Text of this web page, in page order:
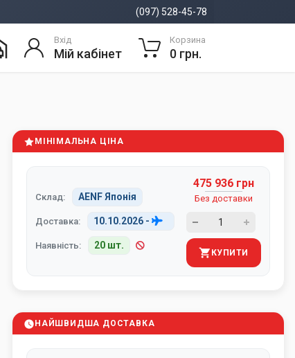
(097) 528-45-78
Вхід
Мій кабінет
Корзина
0 грн.
МІНІМАЛЬНА ЦІНА
Склад: AENF Японія
Доставка: 10.10.2026 -
Наявність: 20 шт.
475 936 грн
Без доставки
КУПИТИ
НАЙШВИДША ДОСТАВКА